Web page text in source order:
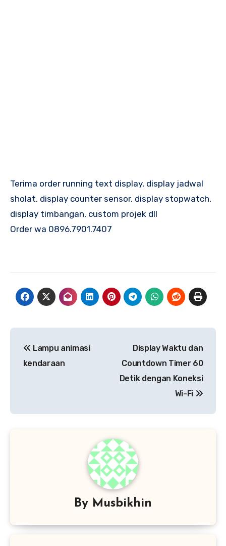
Terima order running text display, display jadwal
sholat, display counter sensor, display stopwatch,
display timbangan, custom projek dll
Order wa 0896.7901.7407
pos
Lampu animasi
kendaraan
Display Waktu dan
Countdown Timer 60
Detik dengan Koneksi
Wi-Fi
By Musbikhin